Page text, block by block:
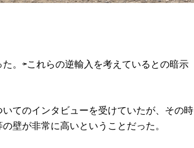
。⇦これらの逆輸入を考えているとの暗示
てのインタビューを受けていたが、その時
壁が非常に高いということだった。